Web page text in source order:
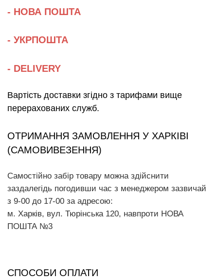
- НОВА ПОШТА
- УКРПОШТА
- DELIVERY
Вартість доставки згідно з тарифами вище
перерахованих служб.
ОТРИМАННЯ ЗАМОВЛЕННЯ У ХАРКІВІ
(САМОВИВЕЗЕННЯ)
Самостійно забір товару можна здійснити
заздалегідь погодивши час з менеджером зазвичай
з 9-00 до 17-00 за адресою:
м. Харків, вул. Тюрінська 120, навпроти НОВА
ПОШТА №3
СПОСОБИ ОПЛАТИ